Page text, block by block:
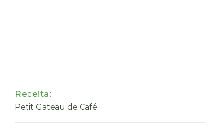
Receita:
Petit Gateau de Café